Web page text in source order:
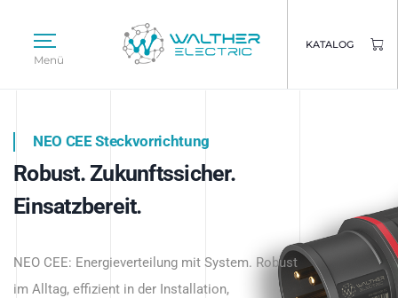
Menü
KATALOG
Intelligente Stromverteilung
beginnt hier.
NEO CEE Steckvorrichtung
Robust. Zukunftssicher.
Einsatzbereit.
NEO CEE: Energieverteilung mit System. Robust
im Alltag, effizient in der Installation,
Intelligenz trifft Energie.
Anwendungen – robust, IP-geschützt und